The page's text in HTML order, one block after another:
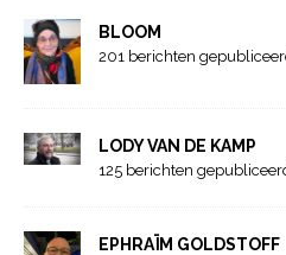
BLOOM
201 berichten
LODY VAN DE KAMP
125 berichten
EPHRAÏM GOLDSTOFF